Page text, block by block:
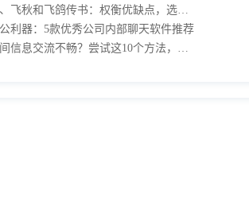
利器：5款优秀公司内部聊天软件推荐